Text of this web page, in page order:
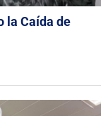
la Caída de